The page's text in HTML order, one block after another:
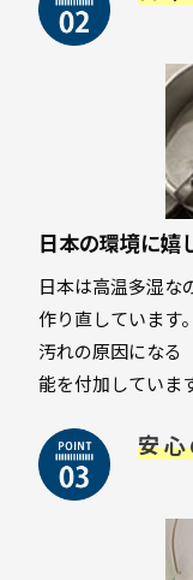
日本の環境に嬉
日本は高温多湿な
作り直しています。
汚れの原因になる
能を付加していま
安